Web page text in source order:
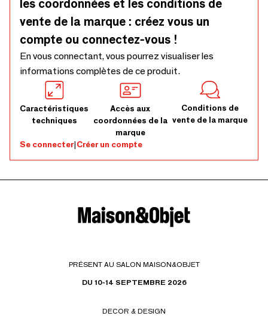
les coordonnées et les conditions de
vente de la marque : créez vous un
compte ou connectez-vous !
En vous connectant, vous pourrez visualiser les
informations complètes de ce produit.
Caractéristiques
techniques
Accès aux
coordonnées de la
marque
Conditions de
vente de la marque
Se connecter|Créer un compte
PRÉSENT AU SALON MAISON&OBJET
DU 10-14 SEPTEMBRE 2026
DECOR & DESIGN